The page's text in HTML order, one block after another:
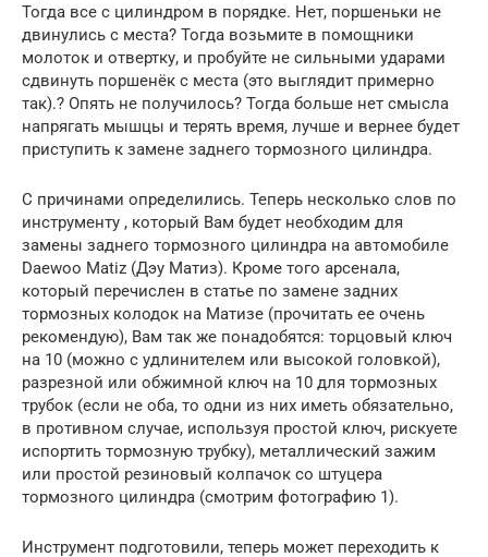
Тогда все с цилиндром в порядке. Нет, поршеньки не
двинулись с места? Тогда возьмите в помощники
молоток и отвертку, и пробуйте не сильными ударами
сдвинуть поршенёк с места (это выглядит примерно
так).? Опять не получилось? Тогда больше нет смысла
напрягать мышцы и терять время, лучше и вернее будет
приступить к замене заднего тормозного цилиндра.
С причинами определились. Теперь несколько слов по
инструменту , который Вам будет необходим для
замены заднего тормозного цилиндра на автомобиле
Daewoo Matiz (Дэу Матиз). Кроме того арсенала,
который перечислен в статье по замене задних
тормозных колодок на Матизе (прочитать ее очень
рекомендую), Вам так же понадобятся: торцовый ключ
на 10 (можно с удлинителем или высокой головкой),
разрезной или обжимной ключ на 10 для тормозных
трубок (если не оба, то одни из них иметь обязательно,
в противном случае, используя простой ключ, рискуете
испортить тормозную трубку), металлический зажим
или простой резиновый колпачок со штуцера
тормозного цилиндра (смотрим фотографию 1).
Инструмент подготовили, теперь может переходить к